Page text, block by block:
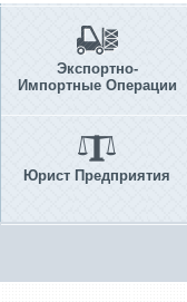
Экспортно-
Импортные Операции
Юрист Предприятия